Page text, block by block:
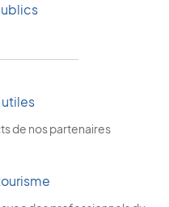
de nos partenaires